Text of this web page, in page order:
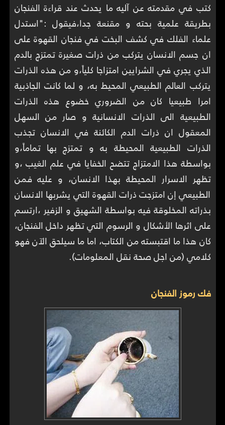
كتب في مقدمته عن آليه ما يحدث عند قراءة الفنجان
بطريقة علمية بحته و مقنعة جدا،فيقول :"استدل
علماء الفلك في كشف البخت في فنجان القهوة على
ان جسم الانسان يتركب من ذرات صغيرة تمتزج بالدم
الذي يجري في الشرايين امتزاجا كلياً،و من هذه الذرات
يتركب العالم الطبيعي المحيط به، و لما كانت الجاذبية
امرا طبيعيا كان من الضروري خضوع هذه الذرات
الطبيعية الى الذرات الانسانية و صار من السهل
المعقول ان ذرات الدم الكائنة في الانسان تجذب
الذرات الطبيعية المحيطة به و تمتزج بها تماماً،و
بواسطة هذا الامتزاج تتضح الخفايا في علم الغيب ،و
تظهر الاسرار المحيطة بهذا الانسان، و عليه فمن
الطبيعي إن امتزجت ذرات القهوة التي يشربها الانسان
بذراته المخلوقة فيه بواسطة الشهيق و الزفير ،ارتسم
على اثرها الأشكال و الرسوم التي تظهر داخل الفنجان،
كان هذا ما اقتبسته من الكتاب، اما ما سيلحق الآن فهو
كلامي (من اجل صحة نقل المعلومات).
فك رموز الفنجان